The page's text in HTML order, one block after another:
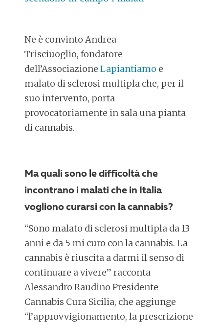
Ne è convinto Andrea
Trisciuoglio, fondatore
dell’AssociazioneLapiantiamo e
malato di sclerosi multipla che, per il
suo intervento, porta
provocatoriamente in sala una pianta
di cannabis.
Ma quali sono le difficoltà che
incontrano i malati che in Italia
vogliono curarsi con la cannabis?
“Sono malato di sclerosi multipla da 13
anni e da 5 mi curo con la cannabis. La
cannabis è riuscita a darmi il senso di
continuare a vivere” racconta
Alessandro Raudino Presidente
Cannabis Cura Sicilia, che aggiunge
“l’approvvigionamento, la prescrizione